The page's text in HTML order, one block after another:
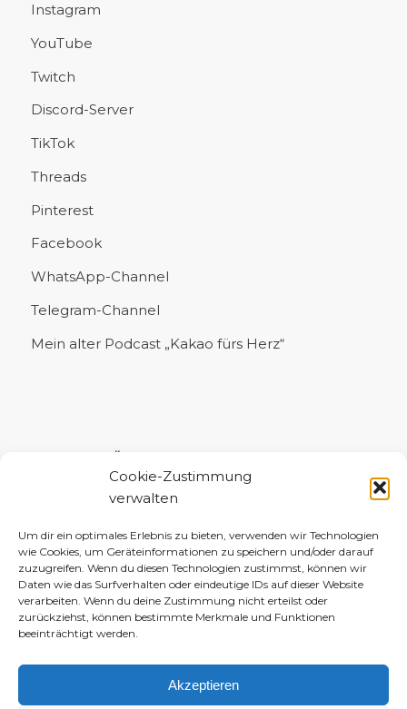
Cookie-Zustimmung
verwalten
Um dir ein optimales Erlebnis zu bieten, verwenden wir Technologien
wie Cookies, um Geräteinformationen zu speichern und/oder darauf
zuzugreifen. Wenn du diesen Technologien zustimmst, können wir
Daten wie das Surfverhalten oder eindeutige IDs auf dieser Website
verarbeiten. Wenn du deine Zustimmung nicht erteilst oder
zurückziehst, können bestimmte Merkmale und Funktionen
beeinträchtigt werden.
Akzeptieren
Instagram
YouTube
Twitch
Discord-Server
TikTok
Threads
Pinterest
Facebook
WhatsApp-Channel
Telegram-Channel
Mein alter Podcast „Kakao fürs Herz“